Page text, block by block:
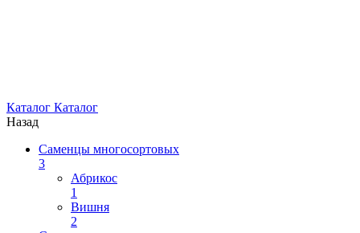
Каталог Каталог
Назад
Саменцы многосортовых
3
Абрикос
1
Вишня
2